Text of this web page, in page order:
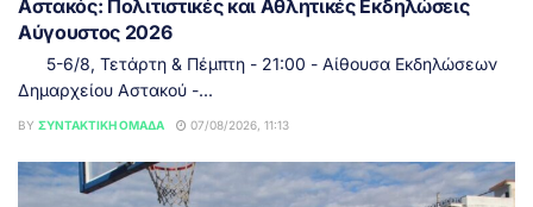
Αστακός: Πολιτιστικές και Αθλητικές Εκδηλώσεις
Αύγουστος 2026
5-6/8, Τετάρτη & Πέμπτη - 21:00 - Αίθουσα Εκδηλώσεων
Δημαρχείου Αστακού -...
BY ΣΥΝΤΑΚΤΙΚΉ ΟΜΆΔΑ 07/08/2026, 11:13